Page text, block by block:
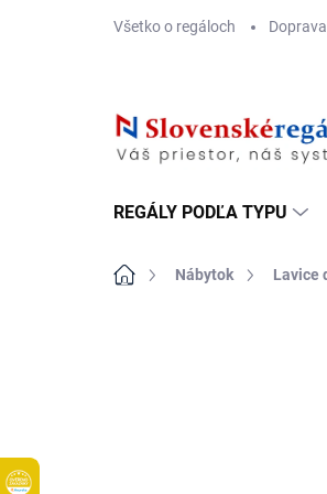
Všetko o regáloch
REGÁLY PODĽA TYPU
DomovNábytok Lavice